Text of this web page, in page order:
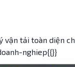
vận tải toàn diện
nghiep{{}}